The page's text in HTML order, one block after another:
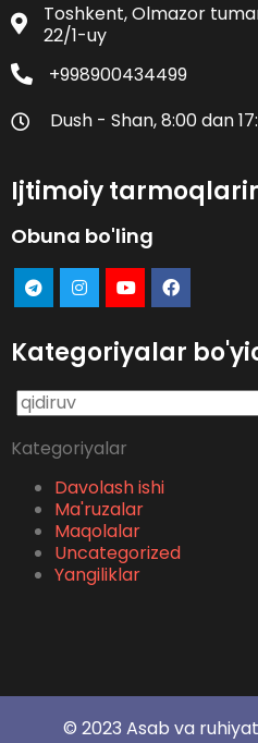
Toshkent, Olmazor
22/1-uy
+998900434499
Dush - Shan, 8:00 dan
Ijtimoiy
Obuna bo'ling
Kategoriyalar
Qidirshish:
Kategoriyalar
Davolash ishi
Ma'ruzalar
Maqolalar
Uncategorized
Yangiliklar
© 2023 Asab va